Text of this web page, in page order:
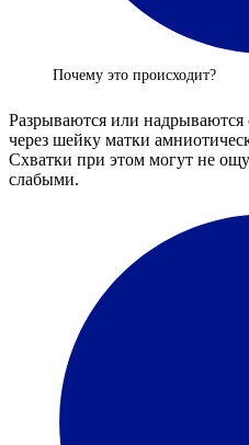
Почему это происходит?
Разрываются или
через шейку матки
Схватки при этом могут не
слабыми.